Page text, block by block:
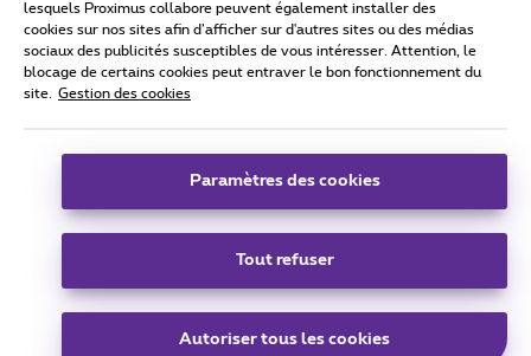
Tous droits réservés. © 2026 Proximus
Conditions générales, info consommateur
Coordonnées de l’entreprise
Boulevard du Roi Albert II 27 - B-1030 Bruxelles.
Carrier & Wholesale Solutions
|Telindus
lesquels Proximus collabore peuvent également installer des
cookies sur nos sites afin d’afficher sur d'autres sites ou des médias
sociaux des publicités susceptibles de vous intéresser. Attention, le
blocage de certains cookies peut entraver le bon fonctionnement du
site.
Gestion des cookies
Paramètres des cookies
Tout refuser
Autoriser tous les cookies